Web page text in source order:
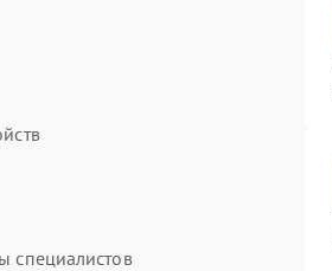
специалистов